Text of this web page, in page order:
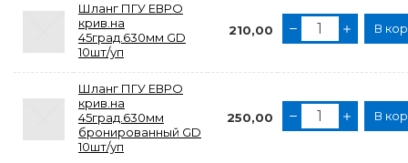
Шланг ПГУ ЕВРО
крив.на
45град.630мм GD
10шт/уп
210,00 В
Шланг ПГУ ЕВРО
крив.на
45град.630мм
бронированный GD
10шт/уп
250,00 В